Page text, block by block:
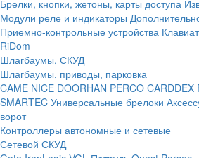
Брелки, кнопки, жетоны, карты доступа
Модули реле и индикаторы
Приемно-контрольные устройства
RiDom
Шлагбаумы, СКУД
Шлагбаумы, приводы, парковка
CAME NICE DOORHAN PERCO CARDDEX
SMARTEC Универсальные брелоки
ворот
Контроллеры автономные и сетевые
Сетевой СКУД